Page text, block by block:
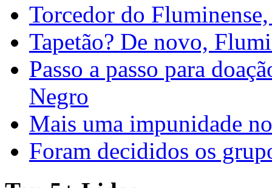
Torcedor do
Tapetão? De novo,
Passo a passo para
Negro
Mais uma impunidade
Foram decididos os